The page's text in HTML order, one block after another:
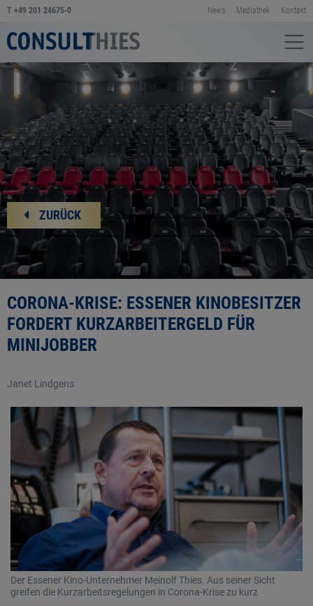
T +49 201 24675-0 News Mediathek Kontakt
ZURÜCK
CORONA-KRISE: ESSENER KINOBESITZER
FORDERT KURZARBEITERGELD FÜR
MINIJOBBER
Janet Lindgens
Der Essener Kino-Unternehmer Meinolf Thies. Aus seiner Sicht
greifen die Kurzarbeitsregelungen in Corona-Krise zu kurz